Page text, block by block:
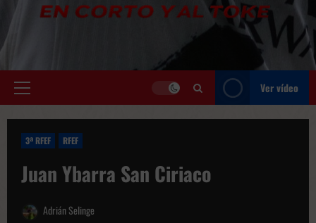
Menú
Ver vídeo
3ª RFEF RFEF
Juan Ybarra San Ciriaco
Adrián Selinge